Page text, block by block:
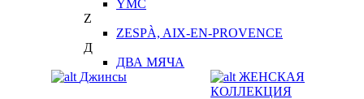
YMC
Z
ZESPÀ, AIX-EN-PROVENCE
Д
ДВА МЯЧА
Джинсы
ЖЕНСКАЯ
КОЛЛЕКЦИЯ